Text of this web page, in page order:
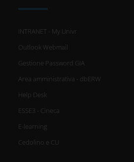
INTRANET - My Univr
Outlook Webmail
Gestione Password GIA
Area amministrativa - dbERW
Help Desk
ESSE3 - Cineca
E-learning
Cedolino e CU